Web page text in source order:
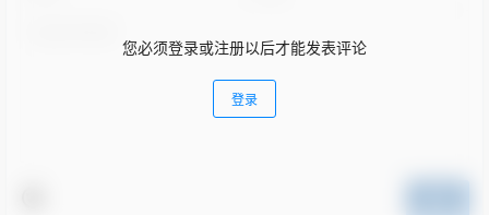
您必须登录或注册以后才能发表评论
登录